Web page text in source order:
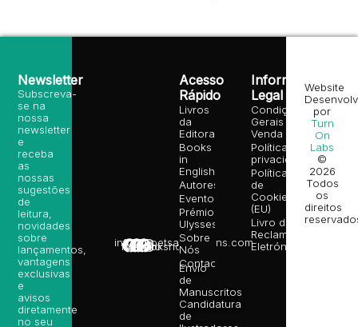
info@poetsandragons.com
Infantil
Adulto
Bookshop
Acesso
Rápido
Livros
da
Editora
Books
in
English
Autores
Eventos
Prémio
Ulysses
Sobre
Nós
Contactos
Envio
de
Manuscritos
Candidatura
de
Informação
Legal
Condições
Gerais de
Venda
Política de
privacidade
Política
de
Cookies
(EU)
Livro de
Reclamações
Eletrónico
Newsletter
Subscreva-
se na
nossa
newsletter
e
receba
as
nossas
sugestões
de
leitura,
novidades
sobre
lançamentos,
vantagens
exclusivas
e
avisos
diretamente
no seu
Website
por
Turn
On
Labs
©
2026
Todos
os
direitos